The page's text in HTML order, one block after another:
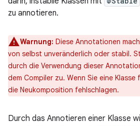
zu annotieren.
Warnung: Diese Annotationen
von selbst unveränderlich oder stabil.
durch die Verwendung dieser
dem Compiler zu. Wenn Sie eine
die Neukomposition fehlschlagen.
Durch das Annotieren einer Klasse